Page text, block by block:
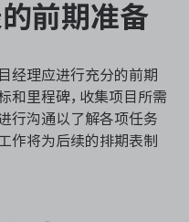
前期准备
经理应进行充分的前期
和里程碑，收集项目所需
行沟通以了解各项任务
作将为后续的排期表制